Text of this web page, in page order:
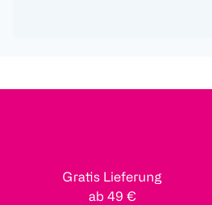
Gratis Lieferung
ab 49 €